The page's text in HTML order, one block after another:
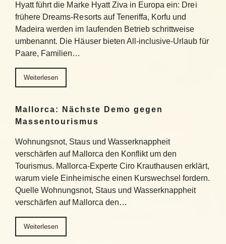
Hyatt führt die Marke Hyatt Ziva in Europa ein: Drei
frühere Dreams-Resorts auf Teneriffa, Korfu und
Madeira werden im laufenden Betrieb schrittweise
umbenannt. Die Häuser bieten All-inclusive-Urlaub für
Paare, Familien…
Weiterlesen
Mallorca: Nächste Demo gegen
Massentourismus
Wohnungsnot, Staus und Wasserknappheit
verschärfen auf Mallorca den Konflikt um den
Tourismus. Mallorca-Experte Ciro Krauthausen erklärt,
warum viele Einheimische einen Kurswechsel fordern.
Quelle Wohnungsnot, Staus und Wasserknappheit
verschärfen auf Mallorca den…
Weiterlesen